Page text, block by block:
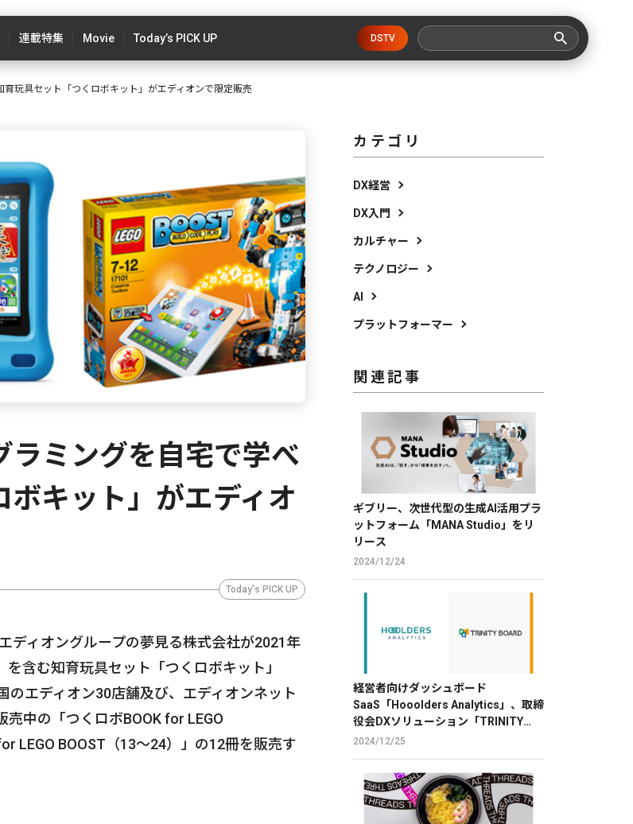
連載特集 Movie Today’s PICK UP DSTV
玩具セット「つくロボキット」がエディオンで限定販売
ラミングを自宅で学べ
キット」がエディオ
Today's PICK UP
ディオングループの夢見る株式会社が2021年
含む知育玩具セット「つくロボキット」
エディオン30店舗及び、エディオンネット
中の「つくロボBOOK for LEGO
LEGO BOOST（13〜24）」の12冊を販売す
カテゴリ
DX経営
DX入門
カルチャー
テクノロジー
AI
プラットフォーマー
関連記事
ギブリー、次世代型の生成AI活用プラ
ットフォーム「MANA Studio」をリ
リース
2024/12/24
経営者向けダッシュボード
SaaS「Hooolders Analytics」、取締
役会DXソリューション「TRINITY
BOARD」に株価分析機能を提供
2024/12/25